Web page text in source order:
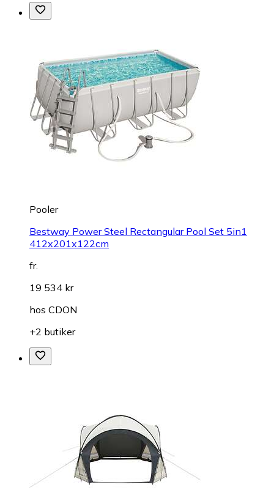
Pooler
Bestway Power Steel Rectangular Pool Set 5in1
412x201x122cm
fr.
19 534 kr
hos CDON
+2 butiker